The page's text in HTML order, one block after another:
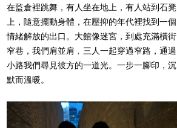
在監倉裡跳舞，有人坐在地上，有人站到石凳
上，隨意擺動身體，在壓抑的年代裡找到一個
情緒解放的出口。大館像迷宮，到處充滿橫街
窄巷，我們肩並肩﹐三人一起穿過窄路，通過
小路我們尋見彼方的一道光。一步一腳印，沉
默而溫暖。